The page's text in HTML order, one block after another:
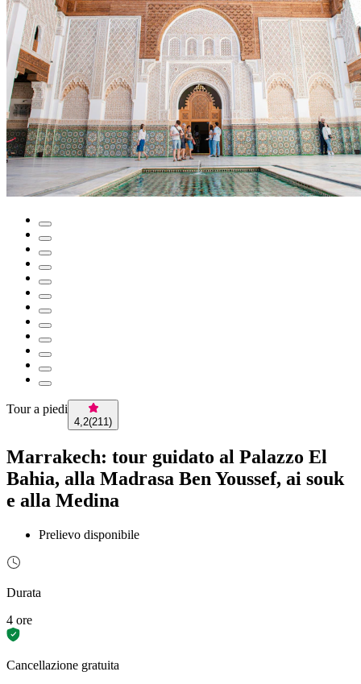
Tour a piedi
4,2(211)
Marrakech: tour guidato al Palazzo El
Bahia, alla Madrasa Ben Youssef, ai souk
e alla Medina
Prelievo disponibile
Durata
4 ore
Cancellazione gratuita